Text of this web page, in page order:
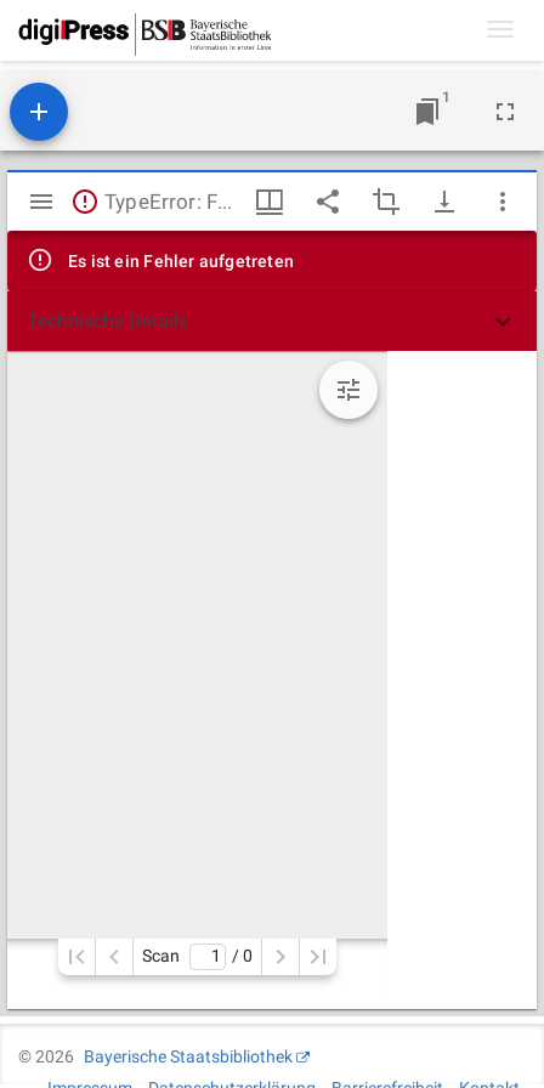
1
Mirador
Viewer
TypeError: Failed to fetch
Es ist ein Fehler aufgetreten
Technische Details
Scan / 0
©2026
Bayerische Staatsbibliothek